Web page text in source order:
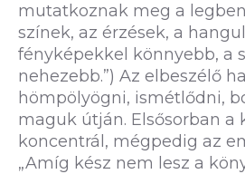
mutatkoznak meg a
színek, az érzések, a
fényképekkel könnyebb, a
nehezebb.”) Az elbeszélő
hömpölyögni, ismétlődni,
maguk útján. Elsősorban a
koncentrál, mégpedig az
„Amíg kész nem lesz a